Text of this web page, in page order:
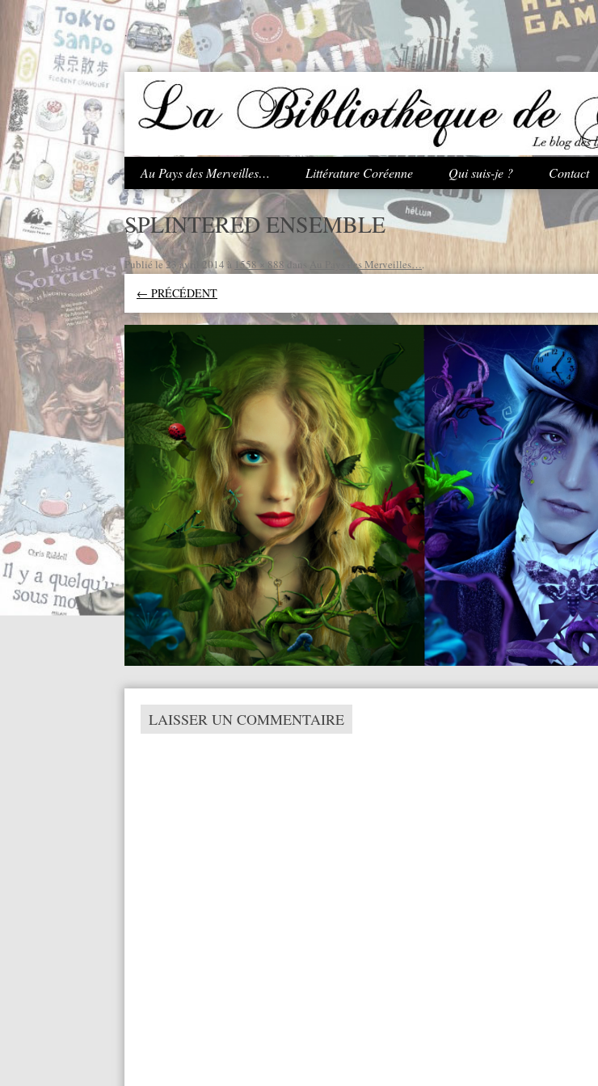
.
Aller au contenu principal
Au Pays des Merveilles… Littérature Coréenne Qui suis-je ? Contact
SPLINTERED ENSEMBLE
Publié le23 avril 2014 à 1558 × 888 dans Au Pays des Merveilles….
← PRÉCÉDENT
LAISSER UN COMMENTAIRE